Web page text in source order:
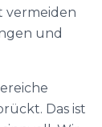
vermeiden
und
Das ist